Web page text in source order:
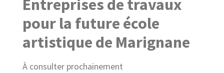
Entreprises de travaux
pour la future école
artistique de Marignane
À consulter prochainement